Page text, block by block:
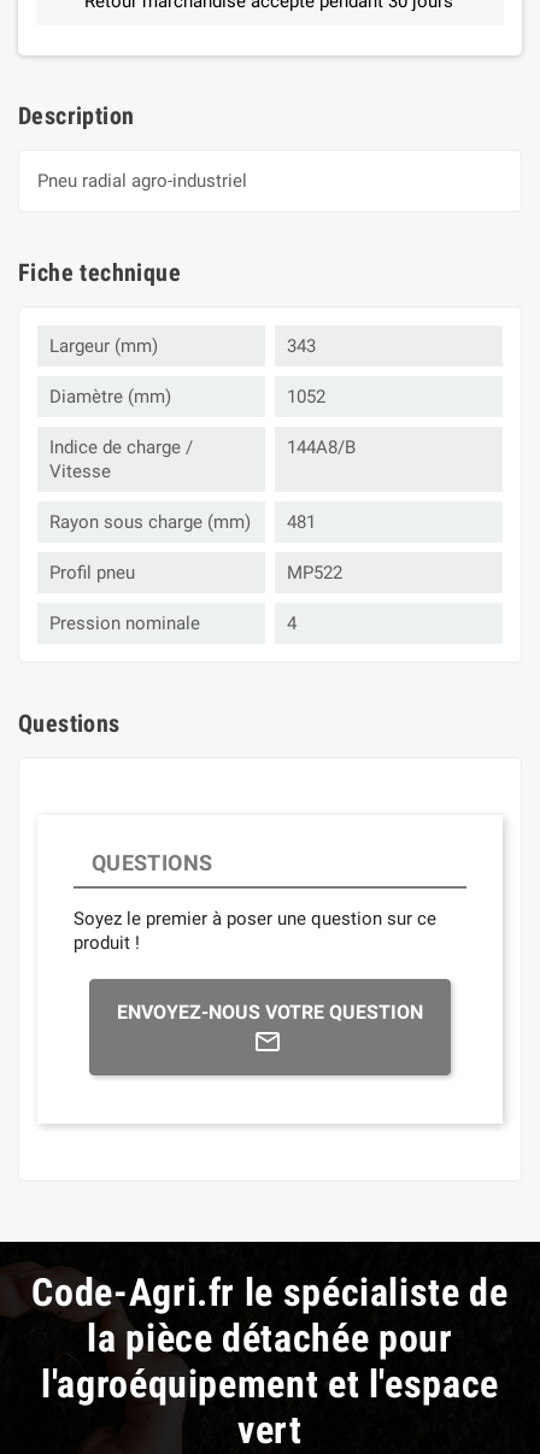
Description
Pneu radial agro-industriel
Fiche technique
Largeur (mm) 343
Diamètre (mm) 1052
Indice de charge /
Vitesse
144A8/B
Rayon sous charge (mm) 481
Profil pneu MP522
Pression nominale 4
Questions
QUESTIONS
Soyez le premier à poser une question sur ce
produit !
ENVOYEZ-NOUS VOTRE QUESTION
Code-Agri.fr le spécialiste de
la pièce détachée pour
l'agroéquipement et l'espace
vert